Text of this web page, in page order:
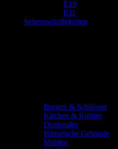
E10
E11
Sehenswürdigkeiten
Burgen & Schlösser
Kirchen & Klöster
Denkmäler
Historische Gebäude
Mühlen